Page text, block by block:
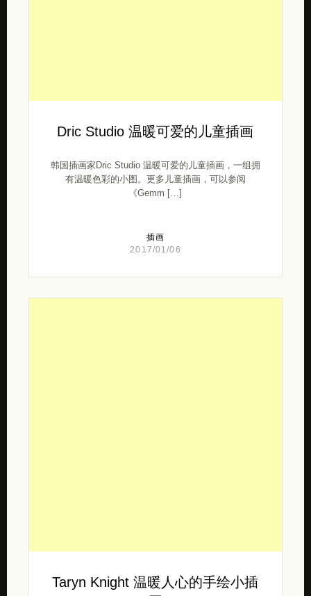
Dric Studio 温暖可爱的儿童插画
韩国插画家Dric Studio 温暖可爱的儿童插画，一组拥
有温暖色彩的小图。更多儿童插画，可以参阅
《Gemm […]
插画
2017/01/06
Taryn Knight 温暖人心的手绘小插